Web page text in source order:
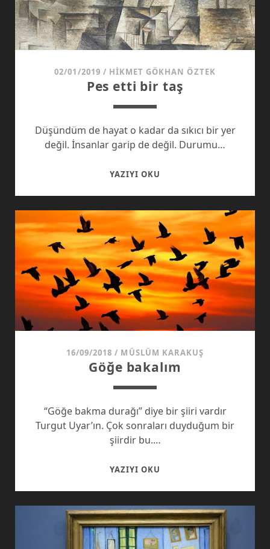
02/01/2019 / HIKMET GÖKHAN ÖZTEK
Pes etti bir taş
Düşündüm de hayat o kadar da sıkıcı bir yer
değil. İnsanlar garip de değil. Durumu…
YAZIYI OKU
TAŞ
16/09/2018 / MÜSLÜM KARAKUŞ
Göğe bakalım
“Göğe bakma durağı” diye bir şiiri vardır
Turgut Uyar’ın. Çok sonraları duyduğum bir
şiirdir bu.…
YAZIYI OKU